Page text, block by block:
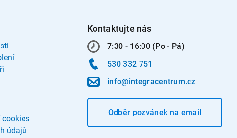
cookies
údajů
Kontaktujte nás
7:30 - 16:00 (Po - Pá)
530 332 751
info@integracentrum.cz
Odběr pozvánekna email